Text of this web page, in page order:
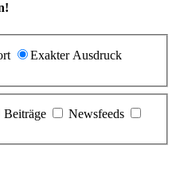
Exakter Ausdruck
Beiträge
Newsfeeds